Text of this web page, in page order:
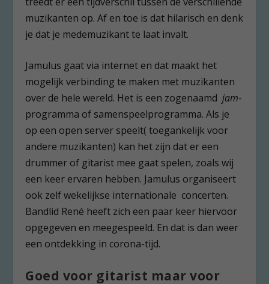
muzikanten op. Af en toe is dat hilarisch en denk
je dat je medemuzikant te laat invalt.
Jamulus gaat via internet en dat maakt het
mogelijk verbinding te maken met muzikanten
over de hele wereld. Het is een zogenaamdjam-
programma of samenspeelprogramma. Als je
op een open server speelt( toegankelijk voor
andere muzikanten) kan het zijn dat er een
drummer of gitarist mee gaat spelen, zoals wij
een keer ervaren hebben. Jamulus organiseert
ook zelf wekelijkse internationale concerten.
Bandlid René heeft zich een paar keer hiervoor
opgegeven en meegespeeld. En dat is dan weer
een ontdekking in corona-tijd.
Goed voor gitarist maar voor